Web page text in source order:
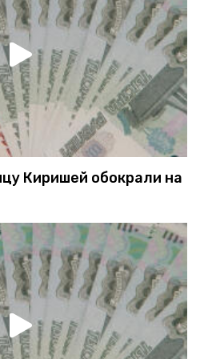
Киришей обокрали на